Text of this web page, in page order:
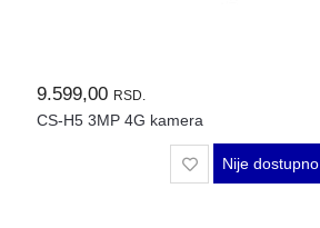
9.599,00 RSD.
CS-H5 3MP 4G kamera
Nije dostupno